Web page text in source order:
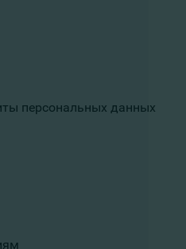
персональных данных